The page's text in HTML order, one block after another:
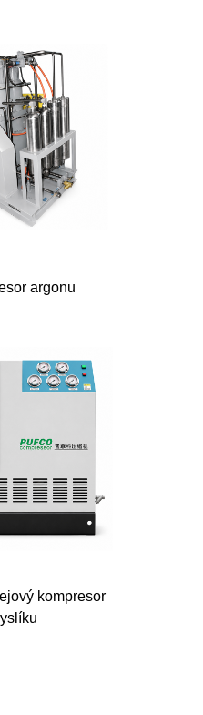
argonu
kompresor